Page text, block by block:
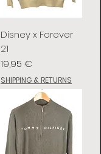
Disney x Forever
21
Preis
19,95 €
SHIPPING & RETURNS